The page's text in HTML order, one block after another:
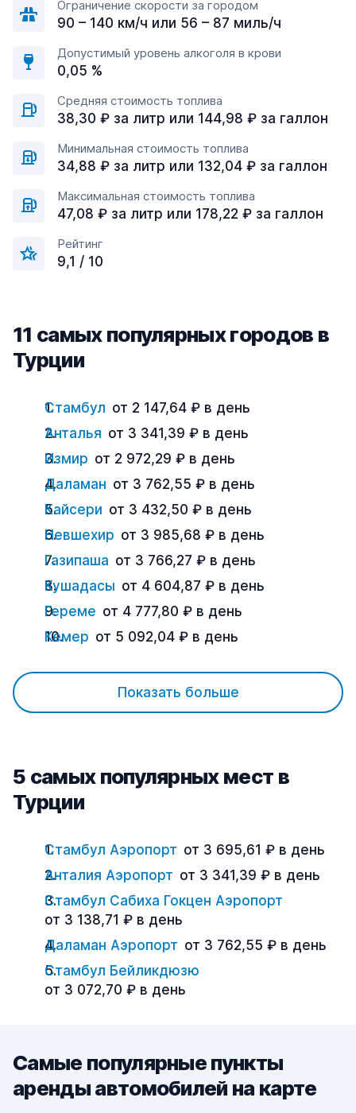
Ограничение скорости за городом
90 – 140 км/ч или 56 – 87 миль/ч
Допустимый уровень алкоголя в крови
0,05 %
Средняя стоимость топлива
38,30 ₽ за литр или 144,98 ₽ за галлон
Минимальная стоимость топлива
34,88 ₽ за литр или 132,04 ₽ за галлон
Максимальная стоимость топлива
47,08 ₽ за литр или 178,22 ₽ за галлон
Рейтинг
9,1 / 10
11 самых популярных городов в
Турции
Стамбул от 2 147,64 ₽ в день
Анталья от 3 341,39 ₽ в день
Измир от 2 972,29 ₽ в день
Даламан от 3 762,55 ₽ в день
Кайсери от 3 432,50 ₽ в день
Невшехир от 3 985,68 ₽ в день
Газипаша от 3 766,27 ₽ в день
Кушадасы от 4 604,87 ₽ в день
Гереме от 4 777,80 ₽ в день
Кемер от 5 092,04 ₽ в день
Показать больше
5 самых популярных мест в
Турции
Стамбул Аэропорт от 3 695,61 ₽ в день
Анталия Аэропорт от 3 341,39 ₽ в день
Стамбул Сабиха Гокцен Аэропорт
от 3 138,71 ₽ в день
Даламан Аэропорт от 3 762,55 ₽ в день
Стамбул Бейликдюзю
от 3 072,70 ₽ в день
Самые популярные пункты
аренды автомобилей на карте